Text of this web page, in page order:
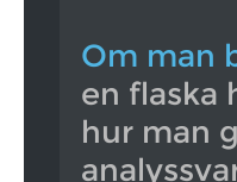
Om man
en flaska
hur man